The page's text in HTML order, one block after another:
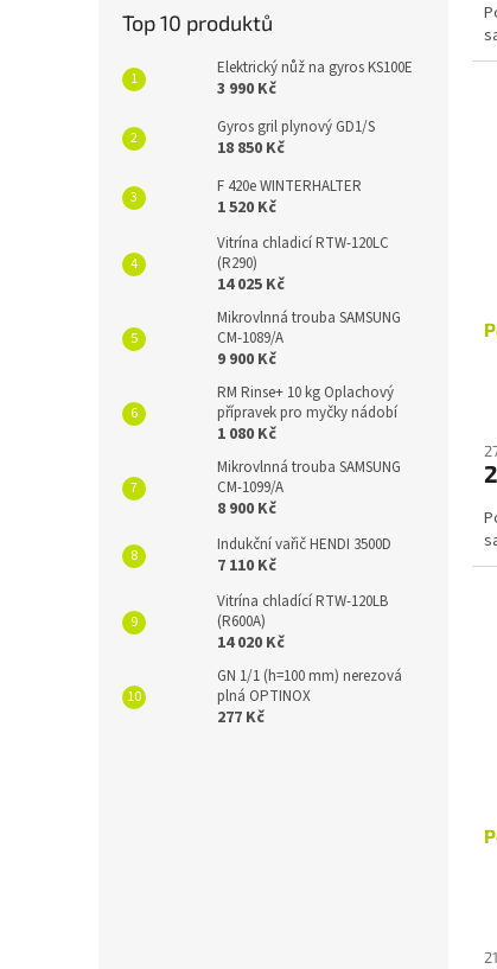
Top 10 produktů
Elektrický nůž na gyros KS100E
3 990 Kč
Gyros gril plynový GD1/S
18 850 Kč
F 420e WINTERHALTER
1 520 Kč
Vitrína chladicí RTW-120LC
(R290)
14 025 Kč
Mikrovlnná trouba SAMSUNG
CM-1089/A
9 900 Kč
RM Rinse+ 10 kg Oplachový
přípravek pro myčky nádobí
1 080 Kč
Mikrovlnná trouba SAMSUNG
CM-1099/A
8 900 Kč
Indukční vařič HENDI 3500D
7 110 Kč
Vitrína chladící RTW-120LB
(R600A)
14 020 Kč
GN 1/1 (h=100 mm) nerezová
plná OPTINOX
277 Kč